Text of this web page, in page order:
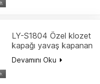
yavaşlar
LY-S1804 Özel klozet
kapağı yavaş kapanan
amortisör/hızlı açılan
menteşe yumuşak
Devamını Oku